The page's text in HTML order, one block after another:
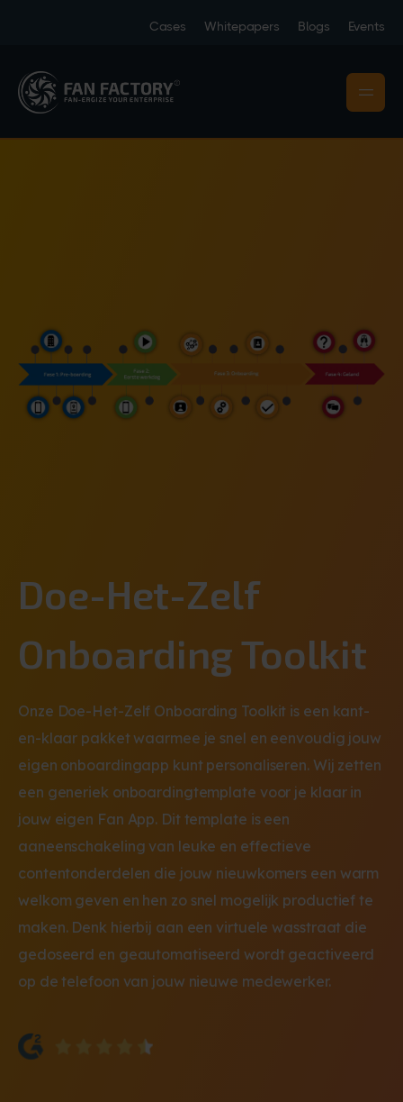
Cases Whitepapers Blogs Events
Doe-Het-Zelf
Onboarding Toolkit
Onze Doe-Het-Zelf Onboarding Toolkit is een kant-
en-klaar pakket waarmee je snel en eenvoudig jouw
eigen onboardingapp kunt personaliseren. Wij zetten
een generiek onboardingtemplate voor je klaar in
jouw eigen Fan App. Dit template is een
aaneenschakeling van leuke en effectieve
contentonderdelen die jouw nieuwkomers een warm
welkom geven en hen zo snel mogelijk productief te
maken. Denk hierbij aan een virtuele wasstraat die
gedoseerd en geautomatiseerd wordt geactiveerd
op de telefoon van jouw nieuwe medewerker.